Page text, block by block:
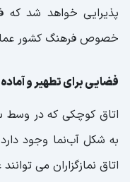
پذیرایی خواهد شد
خصوص فرهنگ کشور
فضایی برای تطهیر و
اتاق كوچكی كه در
به شکل آب‌نما وجود
اتاق نمازگزاران می